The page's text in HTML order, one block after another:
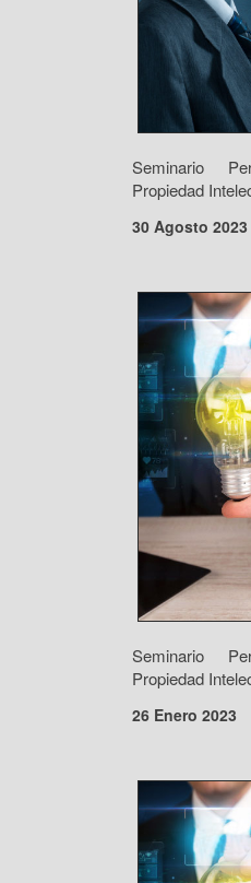
Seminario
Propiedad
30 Agosto 2023
Seminario
Propiedad
26 Enero 2023